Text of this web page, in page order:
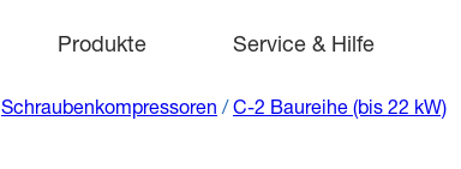
Produkte Service & Hilfe
Schraubenkompressoren / C-2 Baureihe (bis 22 kW)